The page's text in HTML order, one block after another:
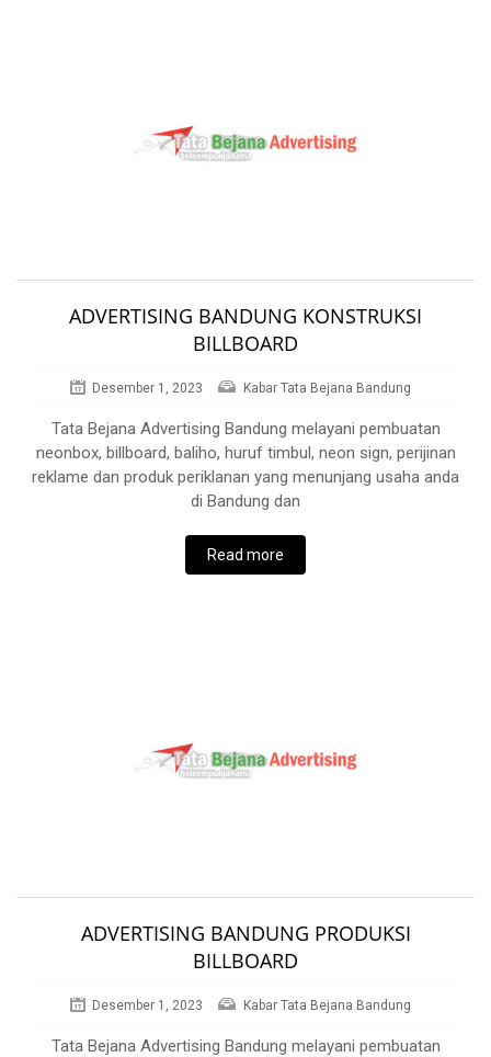
ADVERTISING BANDUNG KONSTRUKSI
BILLBOARD
Desember 1, 2023 Kabar Tata Bejana Bandung
Tata Bejana Advertising Bandung melayani pembuatan
neonbox, billboard, baliho, huruf timbul, neon sign, perijinan
reklame dan produk periklanan yang menunjang usaha anda
di Bandung dan
Read more
ADVERTISING BANDUNG PRODUKSI
BILLBOARD
Desember 1, 2023 Kabar Tata Bejana Bandung
Tata Bejana Advertising Bandung melayani pembuatan